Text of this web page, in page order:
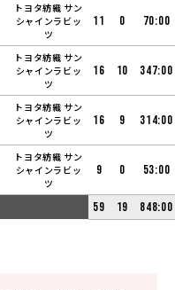
トヨタ紡織 サン
シャインラビッ
ツ
11 0 70:00
トヨタ紡織 サン
シャインラビッ
ツ
16 10 347:00
トヨタ紡織 サン
シャインラビッ
ツ
16 9 314:00
トヨタ紡織 サン
シャインラビッ
ツ
9 0 53:00
59 19 848:00